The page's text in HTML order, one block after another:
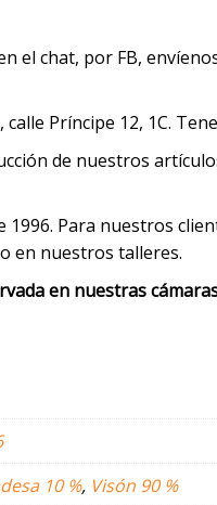
el chat, por FB,
Príncipe 12, 1C.
de nuestros
Para nuestros
en nuestros talleres.
en nuestras
10 %, Visón 90 %